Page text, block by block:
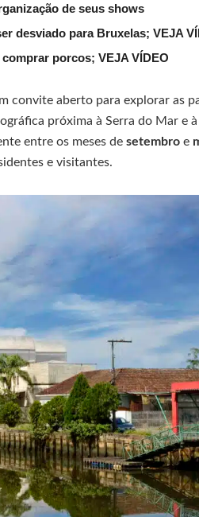
de seus shows
desviado para Bruxelas; VEJA
porcos; VEJA VÍDEO
convite aberto para explorar as
próxima à Serra do Mar e
entre os meses de setembro e
e visitantes.